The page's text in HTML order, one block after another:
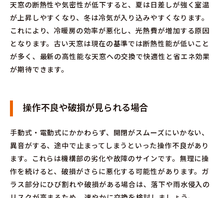
天窓の断熱性や気密性が低下すると、夏は日差しが強く室温
が上昇しやすくなり、冬は冷気が入り込みやすくなります。
これにより、冷暖房の効率が悪化し、光熱費が増加する原因
となります。古い天窓は現在の基準では断熱性能が低いこと
が多く、最新の高性能な天窓への交換で快適性と省エネ効果
が期待できます。
操作不良や破損が見られる場合
手動式・電動式にかかわらず、開閉がスムーズにいかない、
異音がする、途中で止まってしまうといった操作不良があり
ます。これらは機構部の劣化や故障のサインです。無理に操
作を続けると、破損がさらに悪化する可能性があります。ガ
ラス部分にひび割れや破損がある場合は、落下や雨水侵入の